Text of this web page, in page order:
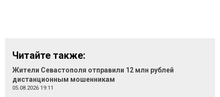
Читайте также:
Жители Севастополя отправили 12 млн рублей
дистанционным мошенникам
05.08.2026 19:11